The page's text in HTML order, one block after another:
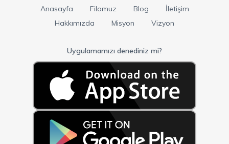
Anasayfa Filomuz Blog
İletişim
Hakkımızda
Misyon Vizyon
Uygulamamızı denediniz mi?